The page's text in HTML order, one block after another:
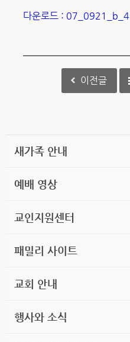
다운로드 : 07_0921_b_4
이전글
새가족 안내
예배 영상
교인지원센터
패밀리 사이트
교회 안내
행사와 소식